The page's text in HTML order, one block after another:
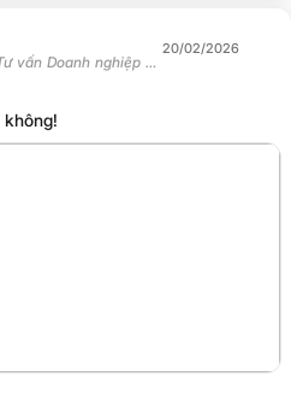
vấn Doanh nghiệp -
20/02/2026